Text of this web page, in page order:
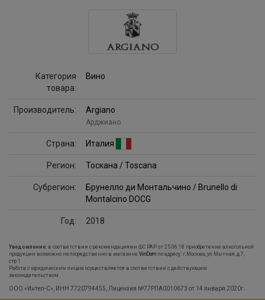
Категория
товара:
Вино
Производитель: Argiano
Арджиано
Страна: Италия
Регион: Тоскана / Toscana
Субрегион:
Брунелло ди Монтальчино / Brunello di
Montalcino DOCG
Год: 2018
Уведомление: в соответствии с рекомендациями ФС РАР от 25.06.18 приобретение алкогольной
продукции возможно непосредственно в магазине VinDom по адресу: г.Москва, ул.Мытная, д.7,
стр.1
Работа с юридическим лицам осуществляется в соответствии с действующим
законодательством.
ООО «Интел-С», ИНН 7720794455, Лицензия №77РПА0010673 от 14 января 2020г.